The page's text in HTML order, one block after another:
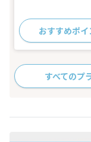
おすすめポイ
すべてのプ